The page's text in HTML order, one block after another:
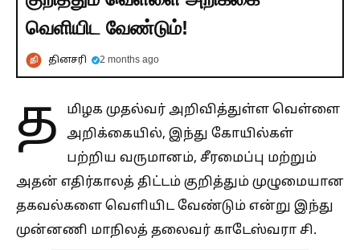
வெளியிட வேண்டும்!
தினசரி 2 months ago
த
மிழக முதல்வர் அறிவித்துள்ள வெள்ளை
அறிக்கையில், இந்து கோயில்கள்
பற்றிய வருமானம், சீரமைப்பு மற்றும்
அதன் எதிர்காலத் திட்டம் குறித்தும் முழுமையான
தகவல்களை வெளியிட வேண்டும் என்று இந்து
முன்னணி மாநிலத் தலைவர் காடேஸ்வரா சி.